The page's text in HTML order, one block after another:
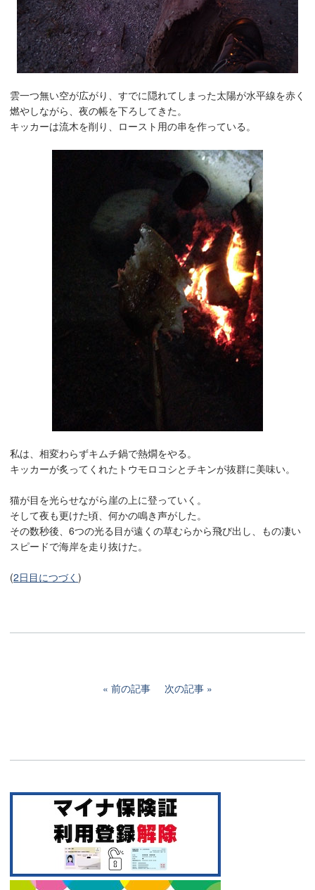
雲一つ無い空が広がり、すでに隠れてしまった太陽が水平線を赤く
燃やしながら、夜の帳を下ろしてきた。
キッカーは流木を削り、ロースト用の串を作っている。
私は、相変わらずキムチ鍋で熱燗をやる。
キッカーが炙ってくれたトウモロコシとチキンが抜群に美味い。
猫が目を光らせながら崖の上に登っていく。
そして夜も更けた頃、何かの鳴き声がした。
その数秒後、6つの光る目が遠くの草むらから飛び出し、もの凄い
スピードで海岸を走り抜けた。
(2日目につづく )
前の記事 次の記事